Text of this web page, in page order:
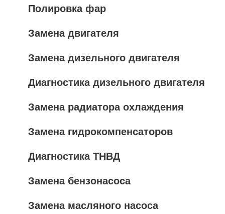
Полировка фар
Замена двигателя
Замена дизельного двигателя
Диагностика дизельного двигателя
Замена радиатора охлаждения
Замена гидрокомпенсаторов
Диагностика ТНВД
Замена бензонасоса
Замена масляного насоса